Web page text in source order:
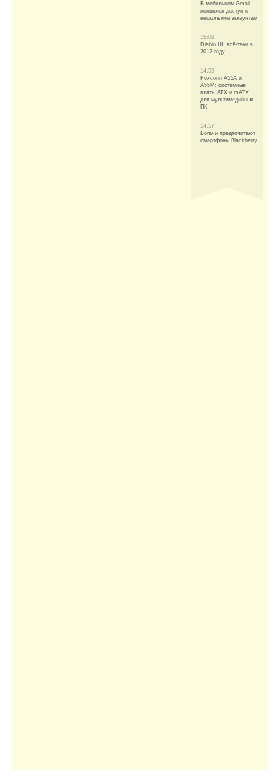
В мобильном Gmail
появился доступ к
нескольким аккаунтам
15:09
Diablo III: всё-таки в
2012 году...
14:59
Foxconn A55A и
A55M: системные
платы ATX и mATX
для мультимедийных
ПК
14:57
Богачи предпочитают
смартфоны Blackberry